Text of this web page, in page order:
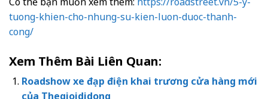
tuong-khien-cho-nhung-su-kien-luon-duoc-thanh-
cong/
Xem Thêm Bài Liên Quan:
Roadshow xe đạp điện khai trương cửa hàng mới
của Thegioididong